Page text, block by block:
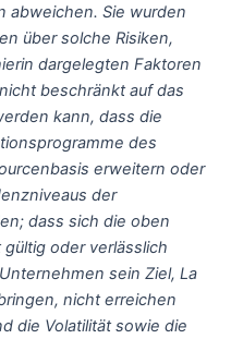
abweichen. Sie wurden
über solche Risiken,
dargelegten Faktoren
beschränkt auf das
kann, dass die
des
erweitern oder
der
dass sich die oben
oder verlässlich
sein Ziel, La
nicht erreichen
die Volatilität sowie die